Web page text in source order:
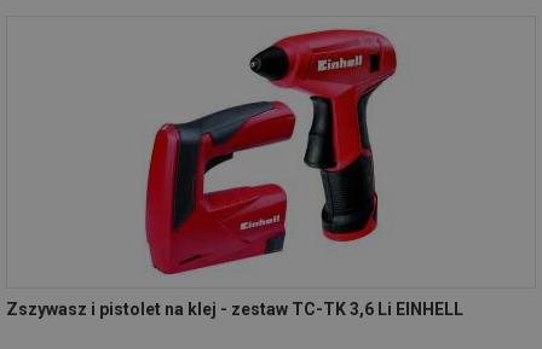
Zszywasz i pistolet na klej - zestaw TC-TK 3,6 Li EINHELL